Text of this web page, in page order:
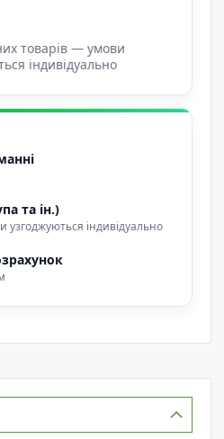
товарів — умови
індивідуально
та ін.)
узгоджуються індивідуально